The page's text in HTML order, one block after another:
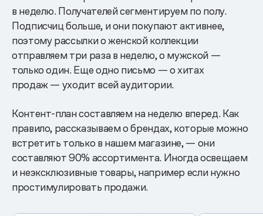
в неделю. Получателей сегментируем по полу.
Подписчиц больше, и они покупают активнее,
поэтому рассылки о женской коллекции
отправляем три раза в неделю, о мужской —
только один. Еще одно письмо — о хитах
продаж — уходит всей аудитории.
Контент-план составляем на неделю вперед. Как
правило, рассказываем о брендах, которые можно
встретить только в нашем магазине, — они
составляют 90% ассортимента. Иногда освещаем
и неэксклюзивные товары, например если нужно
простимулировать продажи.